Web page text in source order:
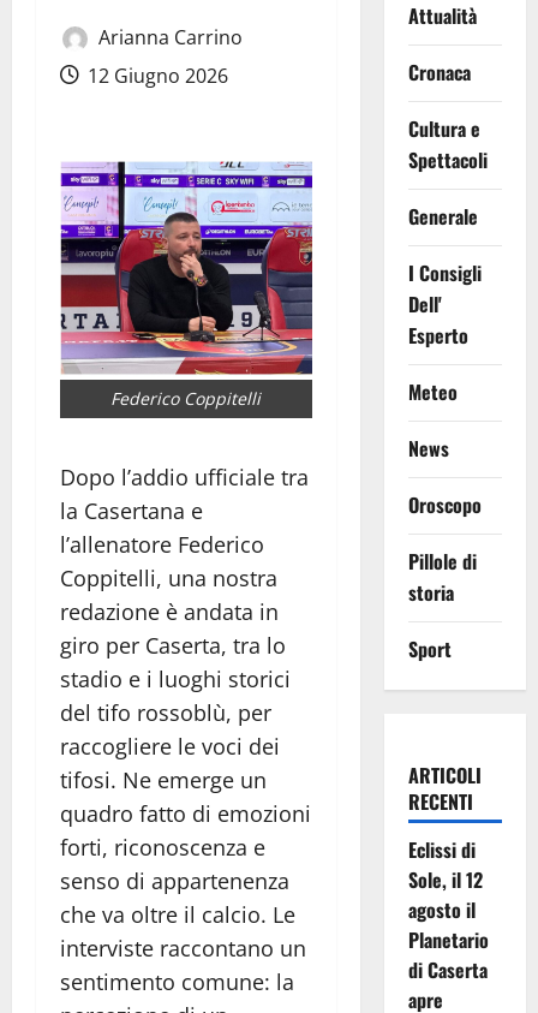
Arianna Carrino
12 Giugno 2026
Federico Coppitelli
Dopo l’addio ufficiale tra
la Casertana e
l’allenatore Federico
Coppitelli, una nostra
redazione è andata in
giro per Caserta, tra lo
stadio e i luoghi storici
del tifo rossoblù, per
raccogliere le voci dei
tifosi. Ne emerge un
quadro fatto di emozioni
forti, riconoscenza e
senso di appartenenza
che va oltre il calcio. Le
interviste raccontano un
sentimento comune: la
Attualità
Cronaca
Cultura e
Spettacoli
Generale
I Consigli
Dell'
Esperto
Meteo
News
Oroscopo
Pillole di
storia
Sport
ARTICOLI
RECENTI
Eclissi di
Sole, il 12
agosto il
Planetario
di Caserta
apre